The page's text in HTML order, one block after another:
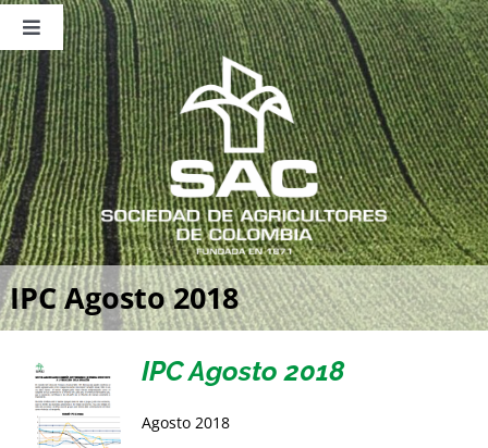
Saltar
contenido
Toggle
Navigation
Nosotros
Publicaciones
Sala de Prensa
Eventos
IPC Agosto 2018
IPC Agosto 2018
Agosto 2018